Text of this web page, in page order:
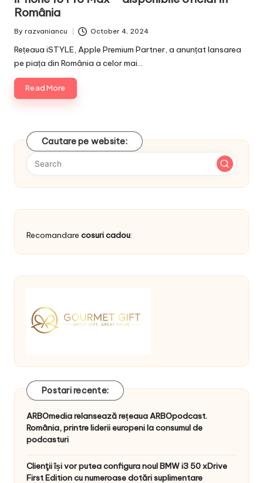
România
Posted
By razvaniancu October 4, 2024
Rețeaua iSTYLE, Apple Premium Partner, a anunțat lansarea
pe piața din România a celor mai…
Read More
Cautare pe website:
Recomandare cosuri cadou:
Postari recente:
ARBOmedia relansează rețeaua ARBOpodcast.
România, printre liderii europeni la consumul de
podcasturi
Clienţii își vor putea configura noul BMW i3 50 xDrive
First Edition cu numeroase dotări suplimentare